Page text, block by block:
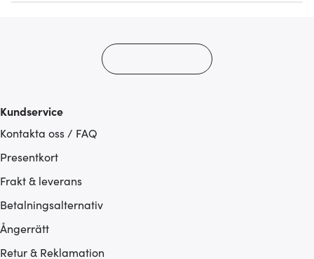
Kundservice
Kontakta oss / FAQ
Presentkort
Frakt & leverans
Betalningsalternativ
Ångerrätt
Retur & Reklamation